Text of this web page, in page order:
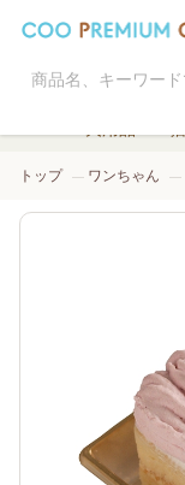
トップ ワンちゃん